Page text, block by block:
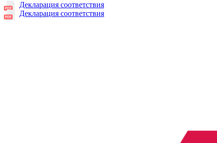
Декларация соответствия
Декларация соответствия